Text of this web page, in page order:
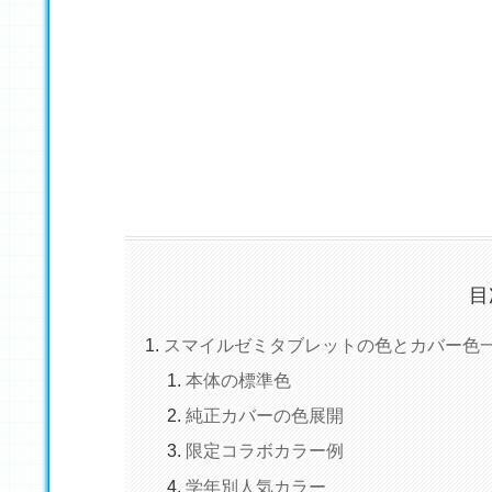
スマイルゼミタブレットの色とカバー色
本体の標準色
純正カバーの色展開
限定コラボカラー例
学年別人気カラー